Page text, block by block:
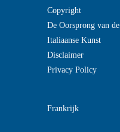
Copyright
De Oorsprong van de
Italiaanse Kunst
Disclaimer
Privacy Policy
Frankrijk